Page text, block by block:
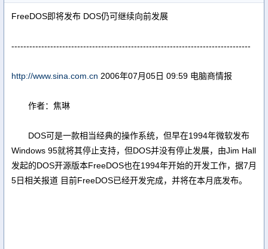
FreeDOS即将发布 DOS仍可继续向前发展
--------------------------------------------------------------------------------
http://www.sina.com.cn 2006年07月05日 09:59 电脑商情报
作者：焦琳
DOS可是一款相当经典的操作系统，但早在1994年微软发布
Windows 95就将其停止支持，但DOS并没有停止发展，由Jim Hall
发起的DOS开源版本FreeDOS也在1994年开始的开发工作，据7月
5日相关报道 目前FreeDOS已经开发完成，并将在本月底发布。